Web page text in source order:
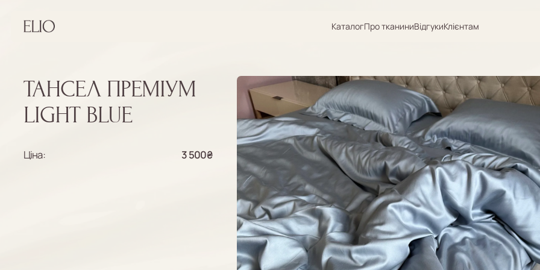
КаталогПро тканиниВідгукиКлієнтам
ТАНСЕЛ ПРЕМІУМ
LIGHT BLUE
Ціна: 3 500₴